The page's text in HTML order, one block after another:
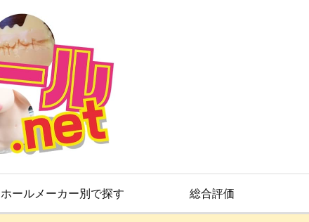
ホールメーカー別で探す 総合評価